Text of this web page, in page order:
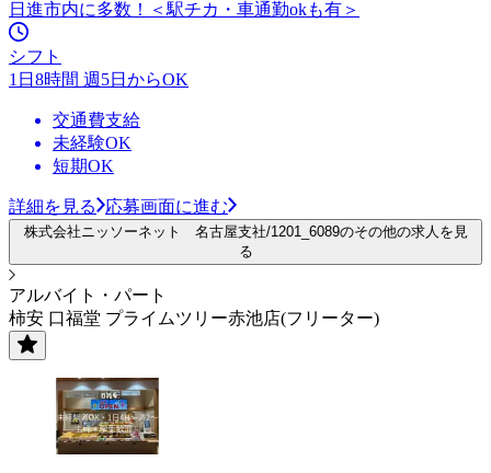
日進市内に多数！＜駅チカ・車通勤okも有＞
シフト
1日8時間 週5日からOK
交通費支給
未経験OK
短期OK
詳細を見る 応募画面に進む
株式会社ニッソーネット 名古屋支社/1201_6089のその他の求人を見
る
アルバイト・パート
柿安 口福堂 プライムツリー赤池店(フリーター)